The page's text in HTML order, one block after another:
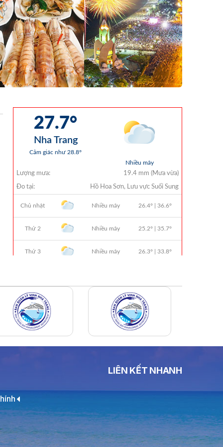
Ngày 07/04/2026
QUYẾT ĐỊNH 903/QĐ-VNT Vê Việc
Công Khai Thực Hiện Dự Toán Thu –
Chi Ngân Sách Quý 2 Năm 2026
Dự Thảo Quyết Định Quy Định Cụ Thể
Các Yếu Tố Để Ước Tính Tổng Doanh
Thu Phát Triển, Ước Tính Tổng Chi Phí
Đến Giá Đất Khi Xác Định Giá Đất Cụ
Thể Trên Địa Bàn Tỉnh Khánh Hòa
THÔNG BÁO Số 707/TB-VNT: Kết Quả
Lựa Chọn Đơn Vị Tổ Chức Đấu Giá Tài
Sản Đối Với Mô Tô Nước Cứu Hộ VNT
THÔNG BÁO Số 706/TB-VNT: Kết Quả
Lựa Chọn Đơn Vị Tổ Chức Đấu Giá Tài
Sản Đối Với Ca Nô 200CV VNT 02 Biển
Số KH-0387
THÔNG BÁO Số 659/TB-VNT Năm
2026 V/v Đính Chính Thông Báo Số
Lựa Chọn Tổ Chức Đấu Giá Tài Sản
NỘI QUY BẾN THỦY NỘI ĐỊA HÒN MUN
NỘI QUY BẾN THỦY NỘI ĐỊA PHÚ QUÝ
NỘI QUY BẾN THỦY NỘI ĐỊA BẾN TÀU
QUYẾT ĐỊNH 939/QĐ-VNT Về Việc
Chi Ngân Sách 6 Tháng Đầu Năm 2026
QUYẾT ĐỊNH 938/QĐ-VNT Về Việc
Điều Chỉnh Phụ Lục Ban Hành Kèm
Theo Quyết Định Số 479/QĐ-VNT
Ngày 07/04/2026
LIÊN KẾT NHANH